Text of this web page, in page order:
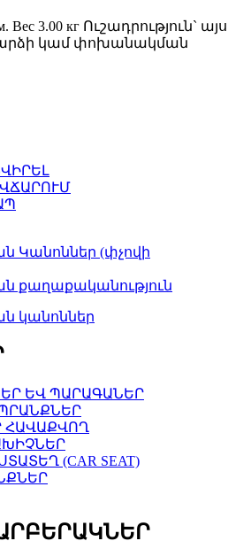
Вес 3.00 кг Ուշադրություն` այս
կամ փոխանակման
Կանոններ (փչովի
քաղաքականություն
կանոններ
ԵՎ ՊԱՐԱԳԱՆԵՐ
ՀԱՎԱՔՎՈՂ
(CAR SEAT)